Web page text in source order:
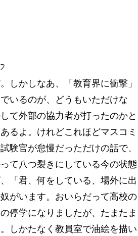
しかしなあ、「教育界に衝撃」
いるのが、どうもいただけな
て外部の協力者が打ったのかと
るよ。けれどこれほどマスコミ
験官が怠慢だっただけの話で、
て八つ裂きにしている今の状態
「君、何をしている、場外に出
がいます。おいらだって高校の
停学になりましたが、たまたま
しかたなく教員室で油絵を描い